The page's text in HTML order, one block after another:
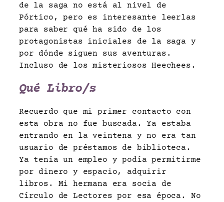
de la saga no está al nivel de
Pórtico, pero es interesante leerlas
para saber qué ha sido de los
protagonistas iniciales de la saga y
por dónde siguen sus aventuras.
Incluso de los misteriosos Heechees.
Qué Libro/s
Recuerdo que mi primer contacto con
esta obra no fue buscada. Ya estaba
entrando en la veintena y no era tan
usuario de préstamos de biblioteca.
Ya tenía un empleo y podía permitirme
por dinero y espacio, adquirir
libros. Mi hermana era socia de
Círculo de Lectores por esa época. No